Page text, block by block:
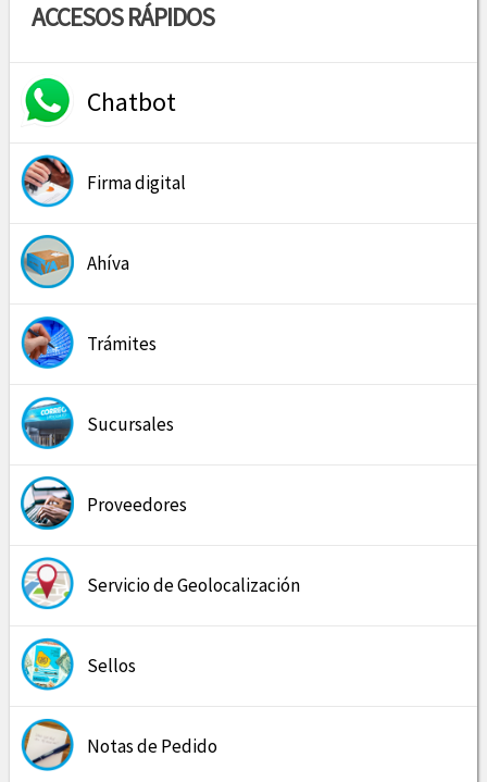
ACCESOS RÁPIDOS
Chatbot
Firma digital
Ahíva
Trámites
Sucursales
Proveedores
Servicio de Geolocalización
Sellos
Notas de Pedido